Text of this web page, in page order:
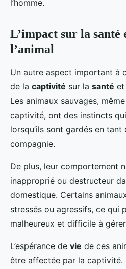
l’homme.
L’impact sur la santé
l’animal
Un autre aspect important à
de la captivité sur la santé et
Les animaux sauvages,
captivité, ont des instincts
lorsqu’ils sont gardés en tant
compagnie.
De plus, leur comportement
inapproprié ou destructeur
domestique. Certains
stressés ou agressifs, ce qui
malheureux et difficile à
L’espérance de vie de ces
être affectée par la captivité.